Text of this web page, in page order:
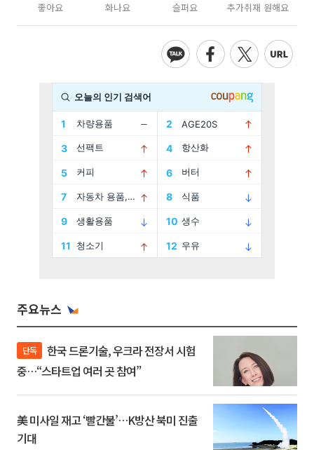
좋아요 화나요 슬퍼요 추가취재 원해요
주요뉴스
단독
중…“스타트업 여러 곳 참여”
美 미사일 재고 ‘빨간불’…K방산 북미 진출
기대